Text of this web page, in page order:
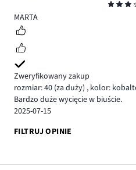
3
MARTA
Zweryfikowany zakup
rozmiar: 40 (za duży) , kolor:
Bardzo duże wycięcie w biuście.
2025-07-15
FILTRUJ OPINIE